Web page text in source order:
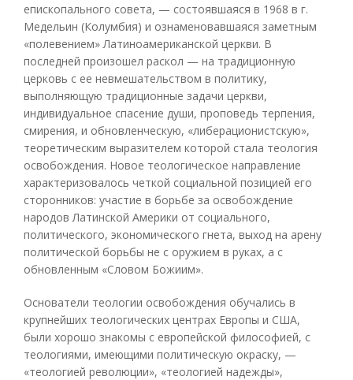
епископального совета, — состоявшаяся в 1968 в г.
Медельин (Колумбия) и ознаменовавшаяся заметным
«полевением» Латиноамериканской церкви. В
последней произошел раскол — на традиционную
церковь с ее невмешательством в политику,
выполняющую традиционные задачи церкви,
индивидуальное спасение души, проповедь терпения,
смирения, и обновленческую, «либерационистскую»,
теоретическим выразителем которой стала теология
освобождения. Новое теологическое направление
характеризовалось четкой социальной позицией его
сторонников: участие в борьбе за освобождение
народов Латинской Америки от социального,
политического, экономического гнета, выход на арену
политической борьбы не с оружием в руках, а с
обновленным «Словом Божиим».
Основатели теологии освобождения обучались в
крупнейших теологических центрах Европы и США,
были хорошо знакомы с европейской философией, с
теологиями, имеющими политическую окраску, —
«теологией революции», «теологией надежды»,